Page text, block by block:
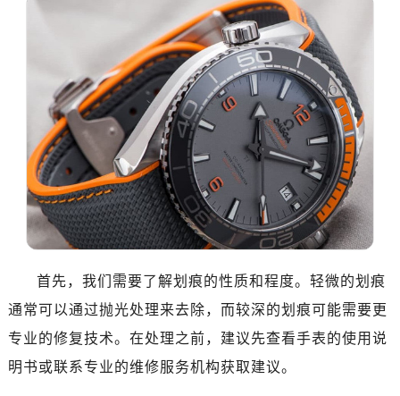
长沙市芙蓉区定王台街道建湘路393号世茂环球金融中心写字楼（芙蓉广场）10层13室（需提前预约）
郑州市二七区铭功路10号华润大厦写字楼29层2905室（需提前预约）
太原市迎泽区解放路15号亨得利名表服务中心（品牌授权店）3层整层（需提前预约）
沈阳市沈河区中街路137号亨得利名表服务中心（品牌授权店）1层整层（需提前预约）
沈阳市沈河区中街路83号亨得利名表服务中心（品牌授权店）1层整层（需提前预约）
乌鲁木齐市天山区红山路26号时代广场（CCMALL）C座17层17-B（需提前预约）
温州市鹿城区锦绣路1067号置信广场10层1015室（需提前预约）
哈尔滨市道里区友谊西路600号富力中心T2座写字楼29层03室（需提前预约）
大连市中山区人民路15号国际金融大厦7层G室（需提前预约）
首先，我们需要了解划痕的性质和程度。轻微的划痕
通常可以通过抛光处理来去除，而较深的划痕可能需要更
专业的修复技术。在处理之前，建议先查看手表的使用说
明书或联系专业的维修服务机构获取建议。